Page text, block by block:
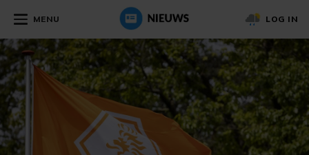
MENU LOG IN